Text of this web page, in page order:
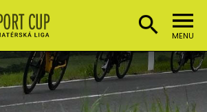
MENU